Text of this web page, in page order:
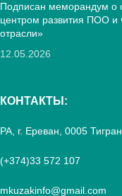
Подписан меморандум о
центром развития ПОО и
отрасли»
12.05.2026
КОНТАКТЫ:
РА, г. Ереван, 0005
(+374)33 572 107
mkuzakinfo@gmail.com